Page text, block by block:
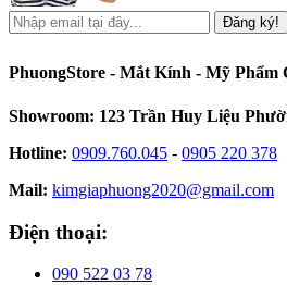
Đăng ký!
PhuongStore - Mắt Kính - Mỹ Phẩm
Showroom: 123 Trần Huy Liệu
Hotline: 0909.760.045 - 0905 220 378
Mail: kimgiaphuong2020@gmail.com
Điện thoại:
090 522 03 78